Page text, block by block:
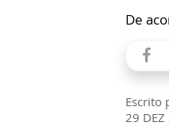
De
Escrito
29